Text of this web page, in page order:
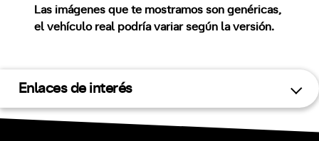
Las imágenes que te mostramos son genéricas,
el vehículo real podría variar según la versión.
Enlaces de interés